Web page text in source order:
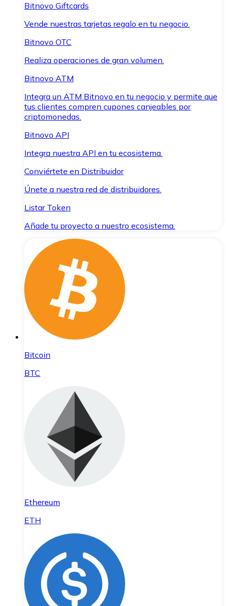
Bitnovo Giftcards
Vende nuestras tarjetas regalo en tu negocio.
Bitnovo OTC
Realiza operaciones de gran volumen.
Bitnovo ATM
Integra un ATM Bitnovo en tu negocio y permite que
tus clientes compren cupones canjeables por
criptomonedas.
Bitnovo API
Integra nuestra API en tu ecosistema.
Conviértete en Distribuidor
Únete a nuestra red de distribuidores.
Listar Token
Añade tu proyecto a nuestro ecosistema.
Bitcoin
BTC
Ethereum
ETH